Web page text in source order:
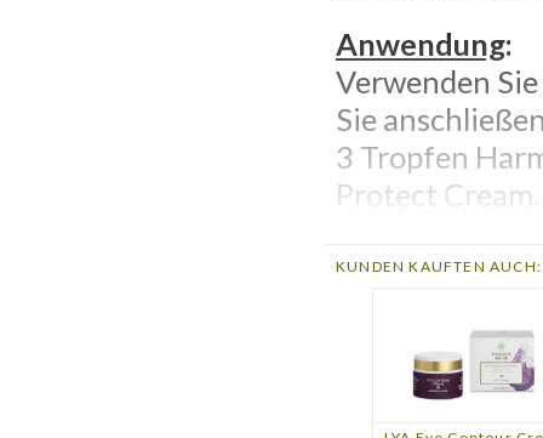
Anwendung:
Verwenden
Sie
3 Tropfen
Protect
Tipp:
Inhaltsstoffe:
KUNDEN KAUFTEN AUCH: